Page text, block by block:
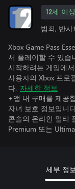
12세 이상
범죄, 반
Xbox Game Pass
서 플레이할 수 있습
시작하려는 게임에
사용자의 Xbox 프로
다. 자세한 정보
+앱 내 구매를 제공
자녀 보호 정보입니
콘솔의 온라인 멀티
Premium 또는
세부 정